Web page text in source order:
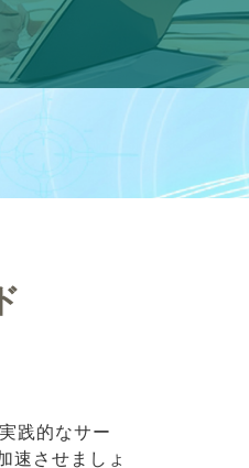
践的なサー
速させましょ